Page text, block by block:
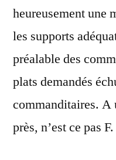
heureusement une
les supports
préalable des
plats demandés
commanditaires. A
près, n’est ce pas